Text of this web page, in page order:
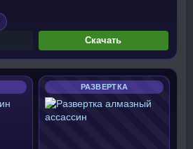
Скачать
РАЗВЕРТКА